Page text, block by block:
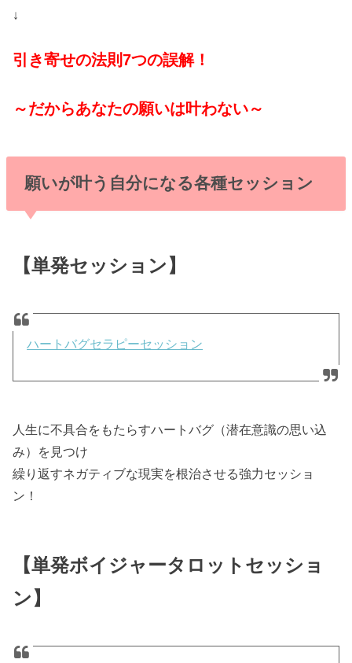
↓
引き寄せの法則7つの誤解！
～だからあなたの願いは叶わない～
願いが叶う自分になる各種セッション
【単発セッション】
ハートバグセラピーセッション
人生に不具合をもたらすハートバグ（潜在意識の思い込
み）を見つけ
繰り返すネガティブな現実を根治させる強力セッショ
ン！
【単発ボイジャータロットセッショ
ン】